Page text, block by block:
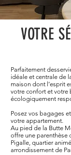
VOTRE
Parfaitement
idéale et centrale de
maison dont l’esprit
votre confort et votre
écologiquement
Posez vos bagages
votre appartement.
Au pied de la Butte
offre une parenthèse
Pigalle, quartier
arrondissement de